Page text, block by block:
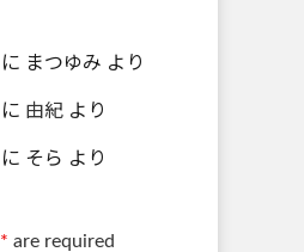
に まつゆみ より
に 由紀 より
に そら より
* are required